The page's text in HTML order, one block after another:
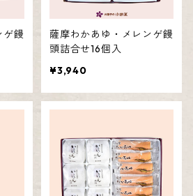
ゲ饅
薩摩わかあゆ・メレンゲ饅
頭詰合せ16個入
¥3,940